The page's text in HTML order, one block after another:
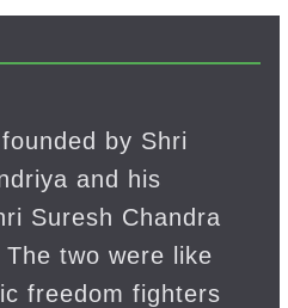
by Shri
and his
Suresh Chandra
two were like
freedom fighters